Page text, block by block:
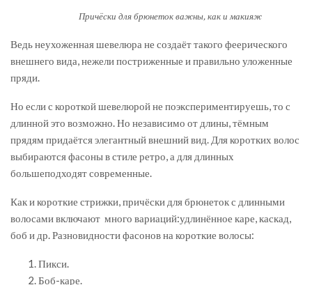
Причёски для брюнеток важны, как и макияж
Ведь неухоженная шевелюра не создаёт такого феерического
внешнего вида, нежели постриженные и правильно уложенные
пряди.
Но если с короткой шевелюрой не поэкспериментируешь, то с
длинной это возможно. Но независимо от длины, тёмным
прядям придаётся элегантный внешний вид. Для коротких волос
выбираются фасоны в стиле ретро, а для длинных
большеподходят современные.
Как и короткие стрижки, причёски для брюнеток с длинными
волосами включают много вариаций:удлинённое каре, каскад,
боб и др. Разновидности фасонов на короткие волосы:
Пикси.
Боб-каре.